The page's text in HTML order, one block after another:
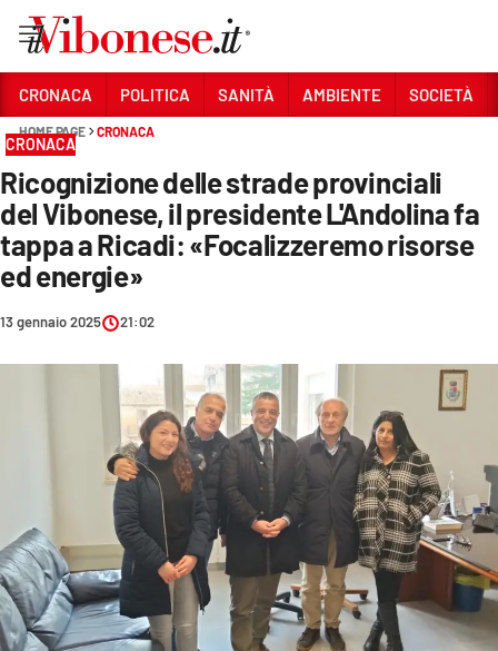
Sezioni
CRONACA
POLITICA
SANITÀ
AMBIENTE
SOCIETÀ
ECONOMIA E LAVORO
SPORT
Streaming
CRONACA POLITICA SANITÀ AMBIENTE SOCIETÀ
HOME PAGE CRONACA
CRONACA
Ricognizione delle strade provinciali
del Vibonese, il presidente L'Andolina fa
tappa a Ricadi: «Focalizzeremo risorse
ed energie»
13 gennaio 2025 21:02